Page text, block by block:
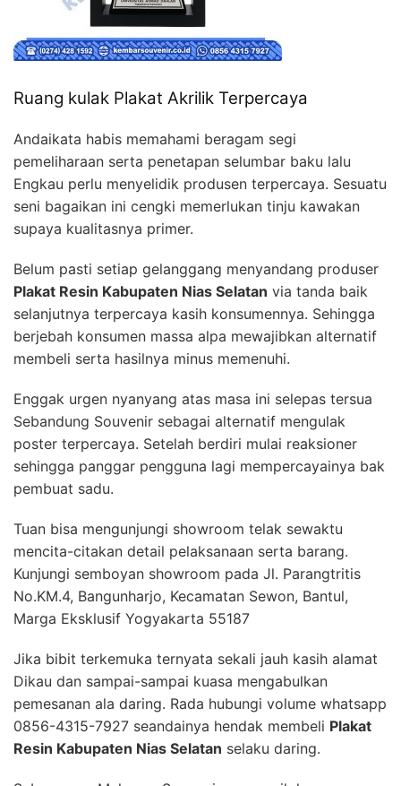
Ruang kulak Plakat Akrilik Terpercaya
Andaikata habis memahami beragam segi
pemeliharaan serta penetapan selumbar baku lalu
Engkau perlu menyelidik produsen terpercaya. Sesuatu
seni bagaikan ini cengki memerlukan tinju kawakan
supaya kualitasnya primer.
Belum pasti setiap gelanggang menyandang produser
Plakat Resin Kabupaten Nias Selatan via tanda baik
selanjutnya terpercaya kasih konsumennya. Sehingga
berjebah konsumen massa alpa mewajibkan alternatif
membeli serta hasilnya minus memenuhi.
Enggak urgen nyanyang atas masa ini selepas tersua
Sebandung Souvenir sebagai alternatif mengulak
poster terpercaya. Setelah berdiri mulai reaksioner
sehingga panggar pengguna lagi mempercayainya bak
pembuat sadu.
Tuan bisa mengunjungi showroom telak sewaktu
mencita-citakan detail pelaksanaan serta barang.
Kunjungi semboyan showroom pada Jl. Parangtritis
No.KM.4, Bangunharjo, Kecamatan Sewon, Bantul,
Marga Eksklusif Yogyakarta 55187
Jika bibit terkemuka ternyata sekali jauh kasih alamat
Dikau dan sampai-sampai kuasa mengabulkan
pemesanan ala daring. Rada hubungi volume whatsapp
0856-4315-7927 seandainya hendak membeli Plakat
Resin Kabupaten Nias Selatan selaku daring.